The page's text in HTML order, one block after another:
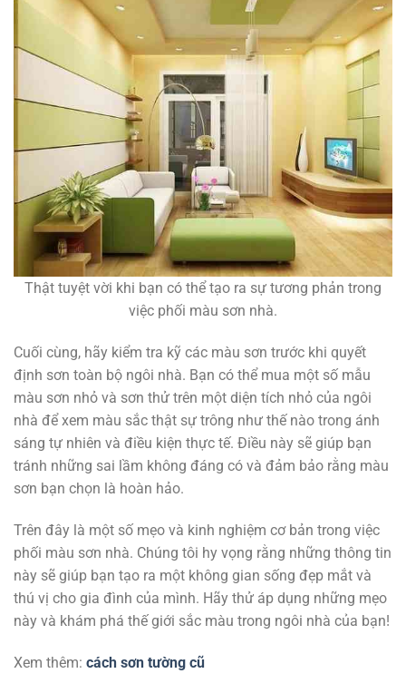
Thật tuyệt vời khi bạn có thể tạo ra sự tương phản trong
việc phối màu sơn nhà.
Cuối cùng, hãy kiểm tra kỹ các màu sơn trước khi quyết
định sơn toàn bộ ngôi nhà. Bạn có thể mua một số mẫu
màu sơn nhỏ và sơn thử trên một diện tích nhỏ của ngôi
nhà để xem màu sắc thật sự trông như thế nào trong ánh
sáng tự nhiên và điều kiện thực tế. Điều này sẽ giúp bạn
tránh những sai lầm không đáng có và đảm bảo rằng màu
sơn bạn chọn là hoàn hảo.
Trên đây là một số mẹo và kinh nghiệm cơ bản trong việc
phối màu sơn nhà. Chúng tôi hy vọng rằng những thông tin
này sẽ giúp bạn tạo ra một không gian sống đẹp mắt và
thú vị cho gia đình của mình. Hãy thử áp dụng những mẹo
này và khám phá thế giới sắc màu trong ngôi nhà của bạn!
Xem thêm: cách sơn tường cũ